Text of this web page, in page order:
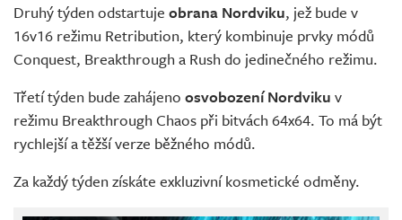
Druhý týden odstartuje obrana Nordviku, jež bude v
16v16 režimu Retribution, který kombinuje prvky módů
Conquest, Breakthrough a Rush do jedinečného režimu.
Třetí týden bude zahájeno osvobození Nordviku v
režimu Breakthrough Chaos při bitvách 64x64. To má být
rychlejší a těžší verze běžného módů.
Za každý týden získáte exkluzivní kosmetické odměny.